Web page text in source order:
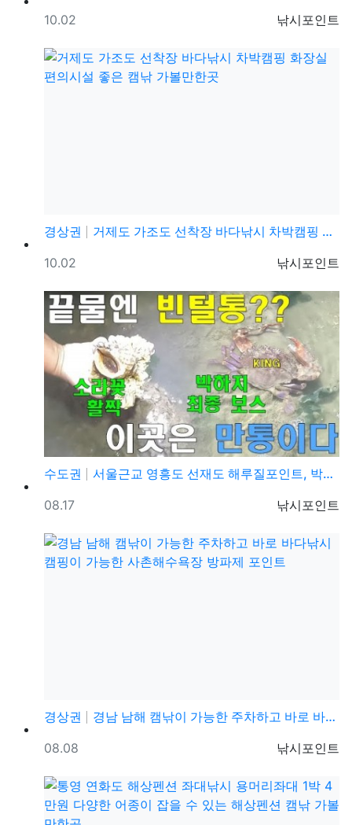
등록자
낚시포인트
등록일
10.02
경상권
거제도 가조도 선착장 바다낚시 차박캠핑 화장실 편의시설…
등록자
낚시포인트
등록일
10.02
수도권
서울근교 영흥도 선재도 해루질포인트, 박하지, 소라 야…
등록자
낚시포인트
등록일
08.17
경상권
경남 남해 캠낚이 가능한 주차하고 바로 바다낚시 캠핑이…
등록자
낚시포인트
등록일
08.08